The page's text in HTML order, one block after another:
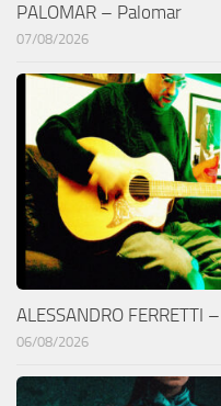
PALOMAR – Palomar
07/08/2026
ALESSANDRO FERRETTI
06/08/2026